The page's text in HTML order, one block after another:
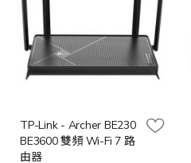
TP-Link - Archer BE230
BE3600 雙頻 Wi-Fi 7 路
由器